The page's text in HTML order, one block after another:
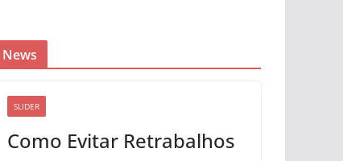
News
SLIDER
Como Evitar Retrabalhos